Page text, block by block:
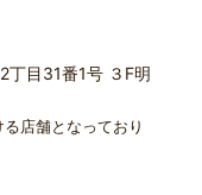
目31番1号 ３F明
店舗となっており